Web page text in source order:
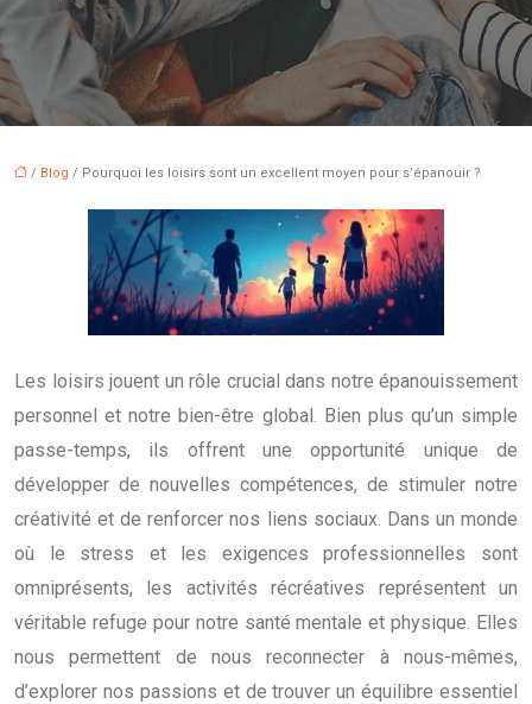
/ Blog / Pourquoi les loisirs sont un excellent moyen pour s’épanouir ?
Les loisirs jouent un rôle crucial dans notre épanouissement
personnel et notre bien-être global. Bien plus qu’un simple
passe-temps, ils offrent une opportunité unique de
développer de nouvelles compétences, de stimuler notre
créativité et de renforcer nos liens sociaux. Dans un monde
où le stress et les exigences professionnelles sont
omniprésents, les activités récréatives représentent un
véritable refuge pour notre santé mentale et physique. Elles
nous permettent de nous reconnecter à nous-mêmes,
d’explorer nos passions et de trouver un équilibre essentiel